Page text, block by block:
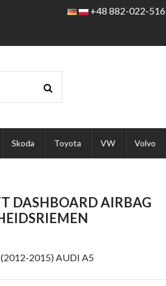
+48 882-022-516
Skoda Toyota VW Volvo
DASHBOARD AIRBAG
2015) AUDI A5